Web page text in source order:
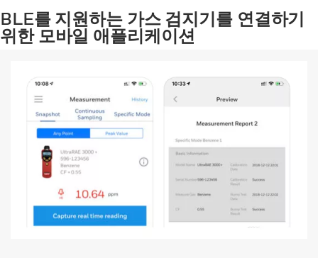
BLE를 지원하는 가스 검지기를 연결하기
위한 모바일 애플리케이션